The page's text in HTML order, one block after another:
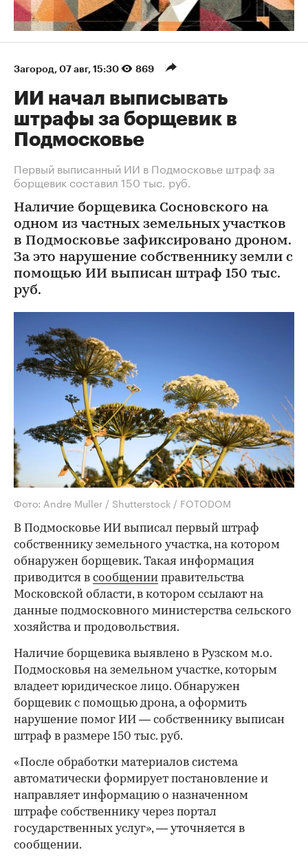
Загород⁠, 07 авг, 15:30 869
ИИ начал выписывать
штрафы за борщевик в
Подмосковье
Первый выписанный ИИ в Подмосковье штраф за
борщевик составил 150 тыс. руб.
Наличие борщевика Сосновского на
одном из частных земельных участков
в Подмосковье зафиксировано дроном.
За это нарушение собственнику земли с
помощью ИИ выписан штраф 150 тыс.
руб.
Фото: Andre Muller / Shutterstock / FOTODOM
В Подмосковье ИИ выписал первый штраф
собственнику земельного участка, на котором
обнаружен борщевик. Такая информация
приводится в сообщении правительства
Московской области, в котором ссылают на
данные подмосковного министерства сельского
хозяйства и продовольствия.
Наличие борщевика выявлено в Рузском м.о.
Подмосковья на земельном участке, которым
владеет юридическое лицо. Обнаружен
борщевик с помощью дрона, а оформить
нарушение помог ИИ — собственнику выписан
штраф в размере 150 тыс. руб.
«После обработки материалов система
автоматически формирует постановление и
направляет информацию о назначенном
штрафе собственнику через портал
государственных услуг», — уточняется в
сообщении.